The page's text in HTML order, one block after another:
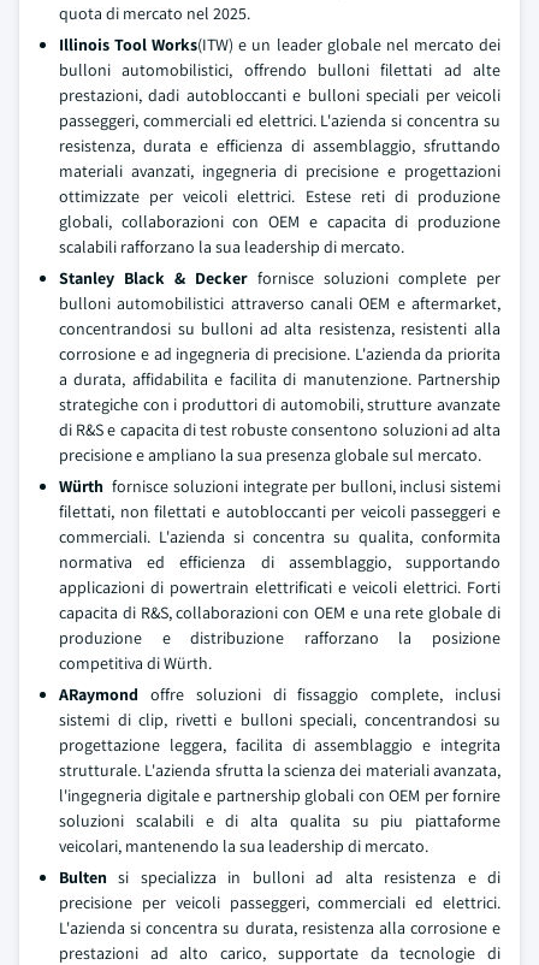
quota di mercato nel 2025.
Illinois Tool Works(ITW) e un leader globale nel mercato dei
bulloni automobilistici, offrendo bulloni filettati ad alte
prestazioni, dadi autobloccanti e bulloni speciali per veicoli
passeggeri, commerciali ed elettrici. L'azienda si concentra su
resistenza, durata e efficienza di assemblaggio, sfruttando
materiali avanzati, ingegneria di precisione e progettazioni
ottimizzate per veicoli elettrici. Estese reti di produzione
globali, collaborazioni con OEM e capacita di produzione
scalabili rafforzano la sua leadership di mercato.
Stanley Black & Deckerfornisce soluzioni complete per
bulloni automobilistici attraverso canali OEM e aftermarket,
concentrandosi su bulloni ad alta resistenza, resistenti alla
corrosione e ad ingegneria di precisione. L'azienda da priorita
a durata, affidabilita e facilita di manutenzione. Partnership
strategiche con i produttori di automobili, strutture avanzate
di R&S e capacita di test robuste consentono soluzioni ad alta
precisione e ampliano la sua presenza globale sul mercato.
Würth fornisce soluzioni integrate per bulloni, inclusi sistemi
filettati, non filettati e autobloccanti per veicoli passeggeri e
commerciali. L'azienda si concentra su qualita, conformita
normativa ed efficienza di assemblaggio, supportando
applicazioni di powertrain elettrificati e veicoli elettrici. Forti
capacita di R&S, collaborazioni con OEM e una rete globale di
produzione e distribuzione rafforzano la posizione
competitiva di Würth.
ARaymond offre soluzioni di fissaggio complete, inclusi
sistemi di clip, rivetti e bulloni speciali, concentrandosi su
progettazione leggera, facilita di assemblaggio e integrita
strutturale. L'azienda sfrutta la scienza dei materiali avanzata,
l'ingegneria digitale e partnership globali con OEM per fornire
soluzioni scalabili e di alta qualita su piu piattaforme
veicolari, mantenendo la sua leadership di mercato.
Bulten si specializza in bulloni ad alta resistenza e di
precisione per veicoli passeggeri, commerciali ed elettrici.
L'azienda si concentra su durata, resistenza alla corrosione e
prestazioni ad alto carico, supportate da tecnologie di